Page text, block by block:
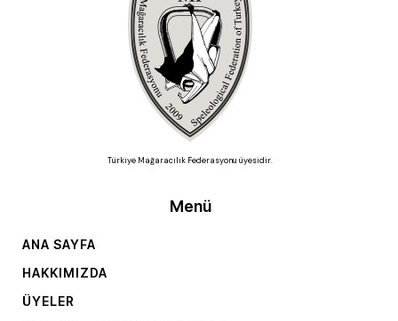
Türkiye Mağaracılık Federasyonu üyesidir.
Menü
ANA SAYFA
HAKKIMIZDA
ÜYELER